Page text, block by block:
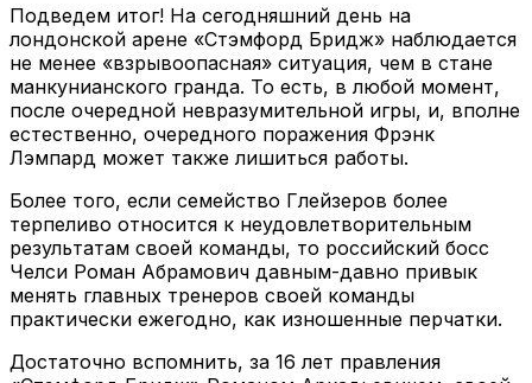
Подведем итог! На сегодняшний день на
лондонской арене «Стэмфорд Бридж» наблюдается
не менее «взрывоопасная» ситуация, чем в стане
манкунианского гранда. То есть, в любой момент,
после очередной невразумительной игры, и, вполне
естественно, очередного поражения Фрэнк
Лэмпард может также лишиться работы.
Более того, если семейство Глейзеров более
терпеливо относится к неудовлетворительным
результатам своей команды, то российский босс
Челси Роман Абрамович давным-давно привык
менять главных тренеров своей команды
практически ежегодно, как изношенные перчатки.
Достаточно вспомнить, за 16 лет правления